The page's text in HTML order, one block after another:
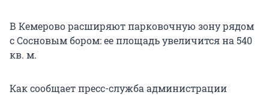
В Кемерово расширяют парковочную зону рядом
с Сосновым бором: ее площадь увеличится на 540
кв. м.
Как сообщает пресс-служба администрации